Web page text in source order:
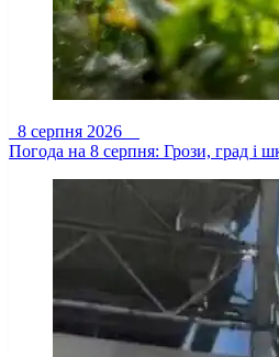
8 серпня 2026
Погода на 8 серпня: Грози, град і